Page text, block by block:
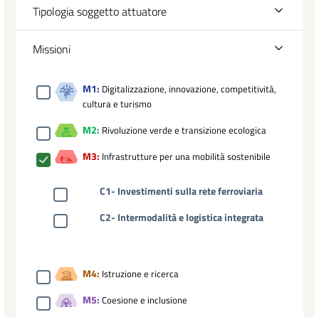
Tipologia soggetto attuatore
Missioni
M1: Digitalizzazione, innovazione, competitività,
cultura e turismo
M2: Rivoluzione verde e transizione ecologica
M3: Infrastrutture per una mobilità sostenibile
C1- Investimenti sulla rete ferroviaria
C2- Intermodalità e logistica integrata
M4: Istruzione e ricerca
M5: Coesione e inclusione